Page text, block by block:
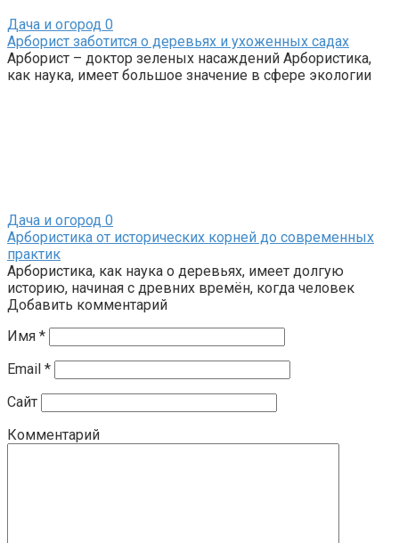
Дача и огород 0
Арборист заботится о деревьях и ухоженных садах
Арборист – доктор зеленых насаждений Арбористика,
как наука, имеет большое значение в сфере экологии
Дача и огород 0
Арбористика от исторических корней до современных
практик
Арбористика, как наука о деревьях, имеет долгую
историю, начиная с древних времён, когда человек
Добавить комментарий
Имя *
Email *
Сайт
Комментарий